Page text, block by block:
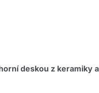
deskou z keramiky